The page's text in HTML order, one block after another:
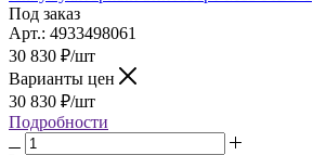
Под заказ
Арт.: 4933498061
30 830 ₽/шт
Варианты цен
30 830 ₽/шт
Подробности